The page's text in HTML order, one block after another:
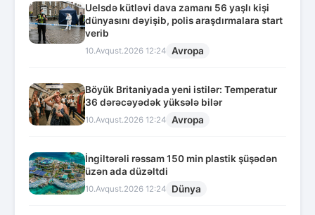
Uelsdə kütləvi dava zamanı 56 yaşlı kişi
dünyasını dəyişib, polis araşdırmalara start
verib
10.Avqust.2026 12:24 Avropa
Böyük Britaniyada yeni istilər: Temperatur
36 dərəcəyədək yüksələ bilər
10.Avqust.2026 12:24 Avropa
İngiltərəli rəssam 150 min plastik şüşədən
üzən ada düzəltdi
10.Avqust.2026 12:24 Dünya